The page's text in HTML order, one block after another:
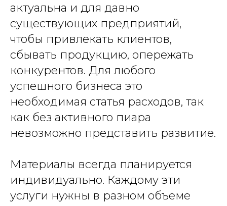
актуальна и для давно
существующих предприятий,
чтобы привлекать клиентов,
сбывать продукцию, опережать
конкурентов. Для любого
успешного бизнеса это
необходимая статья расходов, так
как без активного пиара
невозможно представить развитие.
Материалы всегда планируется
индивидуально. Каждому эти
услуги нужны в разном объеме